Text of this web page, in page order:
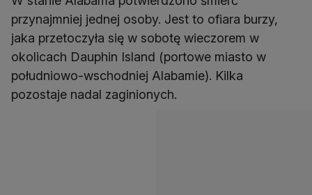
przynajmniej jednej osoby. Jest to ofiara burzy,
jaka przetoczyła się w sobotę wieczorem w
okolicach Dauphin Island (portowe miasto w
południowo-wschodniej Alabamie). Kilka
pozostaje nadal zaginionych.